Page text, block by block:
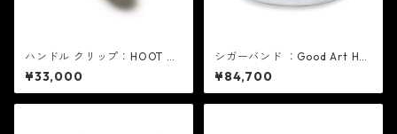
ハンドル クリップ：HOOT フ
ート
¥33,000
シガーバンド ：Good Art HLY
WD グッド アート ハリウッド
¥84,700